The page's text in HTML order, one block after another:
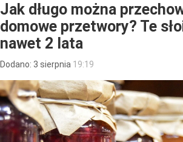
Jak długo można
domowe przetwory? Te
nawet 2 lata
Dodano: 3 sierpnia 19:19